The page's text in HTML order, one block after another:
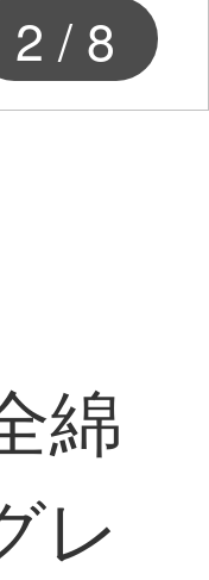
3 / 8
綿
レ